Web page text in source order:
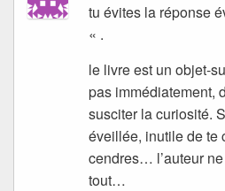
tu évites la réponse
« .
le livre est un objet-
pas immédiatement,
susciter la curiosité.
éveillée, inutile de te
cendres… l’auteur ne
tout…